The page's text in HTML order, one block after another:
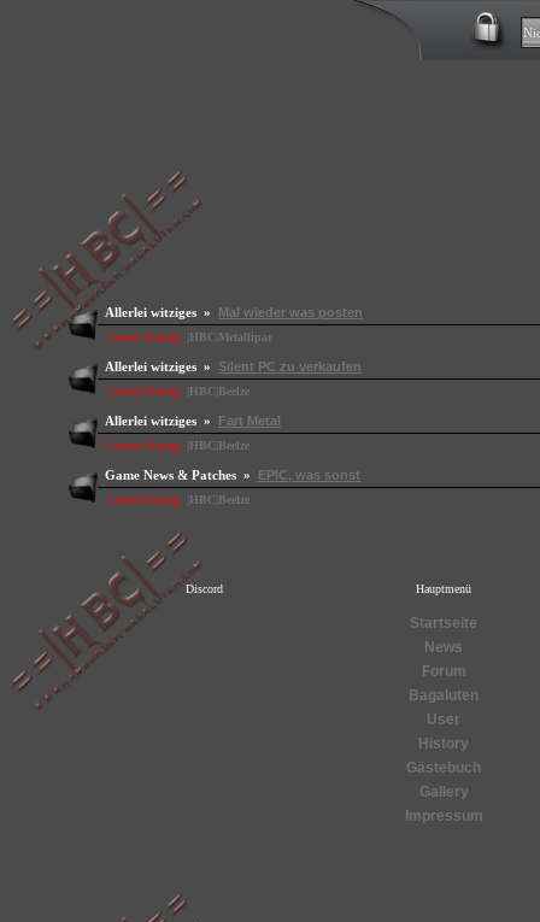
Allerlei witziges » Mal wieder was posten
Letzter Eintrag: |HBC|Metallipar
Allerlei witziges » Silent PC zu verkaufen
Letzter Eintrag: |HBC|Beelze
Allerlei witziges » Fart Metal
Letzter Eintrag: |HBC|Beelze
Game News & Patches » EPIC, was sonst
Letzter Eintrag: |HBC|Beelze
Discord Hauptmenü
Startseite
News
Forum
Bagaluten
User
History
Gästebuch
Gallery
Impressum